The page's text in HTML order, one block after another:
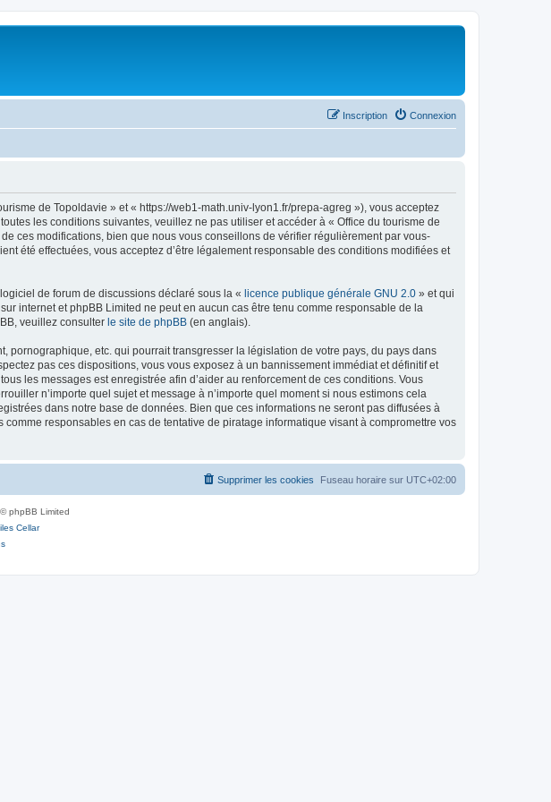
Connexion
Inscription
de Topoldavie » et « https://web1-math.univ-lyon1.fr/prepa-agreg »), vous acceptez
les conditions suivantes, veuillez ne pas utiliser et accéder à « Office du tourisme de
ces modifications, bien que nous vous conseillons de vérifier régulièrement par vous-
été effectuées, vous acceptez d’être légalement responsable des conditions modifiées et
de forum de discussions déclaré sous la « licence publique générale GNU 2.0 » et qui
internet et phpBB Limited ne peut en aucun cas être tenu comme responsable de la
veuillez consulter le site de phpBB (en anglais).
etc. qui pourrait transgresser la législation de votre pays, du pays dans
pas ces dispositions, vous vous exposez à un bannissement immédiat et définitif et
les messages est enregistrée afin d’aider au renforcement de ces conditions. Vous
n’importe quel sujet et message à n’importe quel moment si nous estimons cela
dans notre base de données. Bien que ces informations ne seront pas diffusées à
responsables en cas de tentative de piratage informatique visant à compromettre vos
Fuseau horaire sur UTC+02:00
Supprimer les cookies
phpBB Limited
Cellar